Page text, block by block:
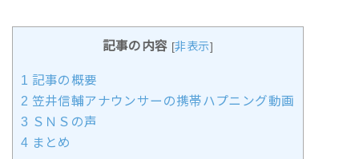
記事の内容 [非表示]
1 記事の概要
2 笠井信輔アナウンサーの携帯ハプニング動画
3 ＳＮＳの声
4 まとめ